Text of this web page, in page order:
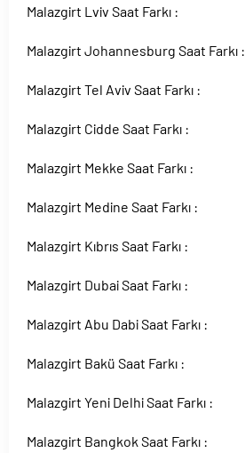
Malazgirt Lviv Saat Farkı :
Malazgirt Johannesburg Saat Farkı :
Malazgirt Tel Aviv Saat Farkı :
Malazgirt Cidde Saat Farkı :
Malazgirt Mekke Saat Farkı :
Malazgirt Medine Saat Farkı :
Malazgirt Kıbrıs Saat Farkı :
Malazgirt Dubai Saat Farkı :
Malazgirt Abu Dabi Saat Farkı :
Malazgirt Bakü Saat Farkı :
Malazgirt Yeni Delhi Saat Farkı :
Malazgirt Bangkok Saat Farkı :